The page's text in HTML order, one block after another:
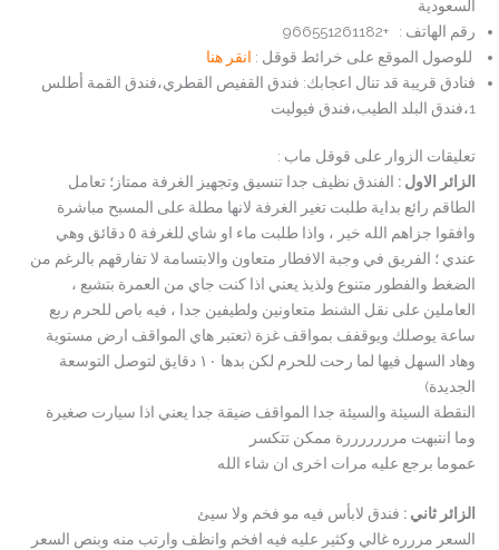
السعودية
رقم الهاتف : +966551261182
للوصول الموقع على خرائط قوقل : انقر هنا
فنادق قريبة قد تنال اعجابك: فندق القفيص القطري،فندق القمة أطلس
1،فندق البلد الطيب،فندق فيوليت
تعليقات الزوار على قوقل ماب :
الزائر الاول : الفندق نظيف جدا تنسيق وتجهيز الغرفة ممتاز؛ تعامل
الطاقم رائع بداية طلبت تغير الغرفة لانها مطلة على المسبح مباشرة
وافقوا جزاهم الله خير ، واذا طلبت ماء او شاي للغرفة ٥ دقائق وهي
عندي ؛ الفريق في وجبة الافطار متعاون والابتسامة لا تفارقهم بالرغم من
الضغط والفطور متنوع ولذيذ يعني اذا كنت جاي من العمرة بتشبع ،
العاملين على نقل الشنط متعاونين ولطيفين جدا ، فيه باص للحرم ربع
ساعة يوصلك ويوقفف بمواقف غزة (تعتبر هاي المواقف ارض مستوية
وهاد السهل فيها لما رحت للحرم لكن بدها ١٠ دقايق لتوصل التوسعة
الجديدة)
النقطة السيئة والسيئة جدا المواقف ضيقة جدا يعني اذا سيارت صغيرة
وما انتبهت مرررررررة ممكن تتكسر
عموما برجع عليه مرات اخرى ان شاء الله
الزائر ثاني : فندق لابأس فيه مو فخم ولا سيئ
السعر مررره غالي وكثير عليه فيه افخم وانظف وارتب منه وبنص السعر